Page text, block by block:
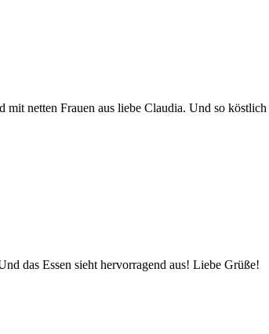
mit netten Frauen aus liebe Claudia. Und so
das Essen sieht hervorragend aus! Liebe Grüße!